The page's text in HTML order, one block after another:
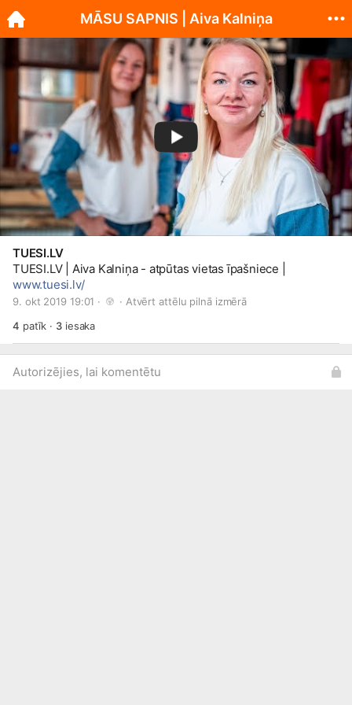
TUESI.LV
TUESI.LV| Aiva Kalniņa - atpūtas vietas īpašniece |
www.tuesi.lv/
9. okt 2019 19:01 · · Atvērt attēlu pilnā izmērā
4 patīk · 3iesaka
Autorizējies, lai komentētu
MĀSU SAPNIS | Aiva Kalniņa